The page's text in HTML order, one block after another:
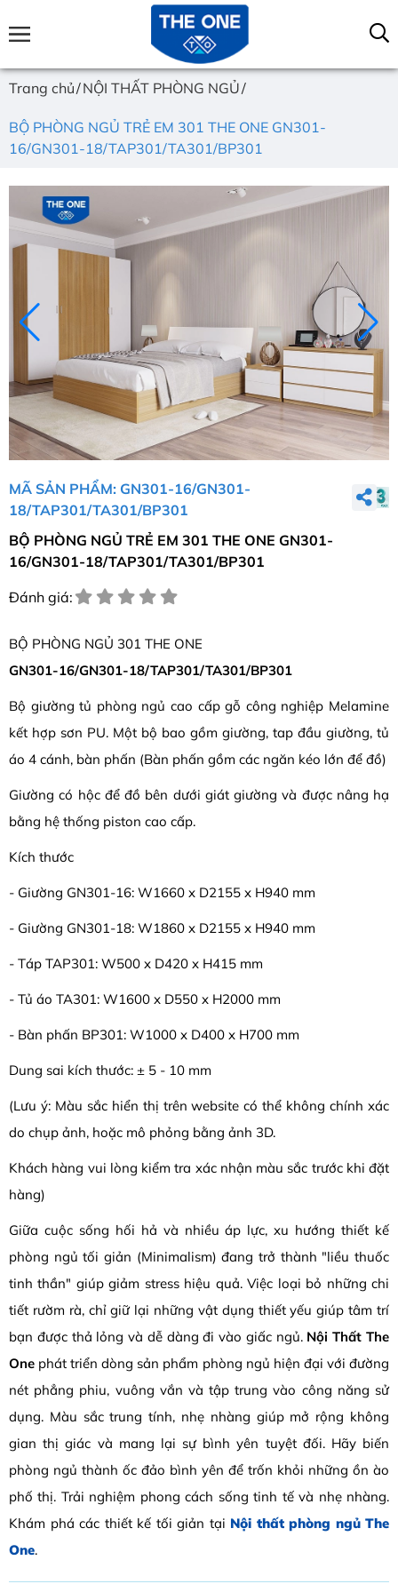
Trang chủ NỘI THẤT PHÒNG NGỦ
BỘ PHÒNG NGỦ TRẺ EM 301 THE ONE GN301-
16/GN301-18/TAP301/TA301/BP301
MÃ SẢN PHẨM: GN301-16/GN301-
18/TAP301/TA301/BP301
BỘ PHÒNG NGỦ TRẺ EM 301 THE ONE GN301-
16/GN301-18/TAP301/TA301/BP301
Đánh giá:
BỘ PHÒNG NGỦ 301 THE ONE
GN301-16/GN301-18/TAP301/TA301/BP301
Bộ giường tủ phòng ngủ cao cấp gỗ công nghiệp Melamine
kết hợp sơn PU. Một bộ bao gồm giường, tap đầu giường, tủ
áo 4 cánh, bàn phấn (Bàn phấn gồm các ngăn kéo lớn để đồ)
Giường có hộc để đồ bên dưới giát giường và được nâng hạ
bằng hệ thống piston cao cấp.
Kích thước
- Giường GN301-16: W1660 x D2155 x H940 mm
- Giường GN301-18: W1860 x D2155 x H940 mm
- Táp TAP301: W500 x D420 x H415 mm
- Tủ áo TA301: W1600 x D550 x H2000 mm
- Bàn phấn BP301: W1000 x D400 x H700 mm
Dung sai kích thước: ± 5 - 10 mm
(Lưu ý: Màu sắc hiển thị trên website có thể không chính xác
do chụp ảnh, hoặc mô phỏng bằng ảnh 3D.
Khách hàng vui lòng kiểm tra xác nhận màu sắc trước khi đặt
hàng)
Giữa cuộc sống hối hả và nhiều áp lực, xu hướng thiết kế
phòng ngủ tối giản (Minimalism) đang trở thành "liều thuốc
tinh thần" giúp giảm stress hiệu quả. Việc loại bỏ những chi
tiết rườm rà, chỉ giữ lại những vật dụng thiết yếu giúp tâm trí
bạn được thả lỏng và dễ dàng đi vào giấc ngủ. Nội Thất The
One phát triển dòng sản phẩm phòng ngủ hiện đại với đường
nét phẳng phiu, vuông vắn và tập trung vào công năng sử
dụng. Màu sắc trung tính, nhẹ nhàng giúp mở rộng không
gian thị giác và mang lại sự bình yên tuyệt đối. Hãy biến
phòng ngủ thành ốc đảo bình yên để trốn khỏi những ồn ào
phố thị. Trải nghiệm phong cách sống tinh tế và nhẹ nhàng.
Khám phá các thiết kế tối giản tại Nội thất phòng ngủ The
One.